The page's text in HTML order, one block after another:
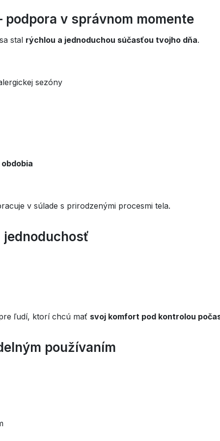
v správnom momente
stal rýchlou a jednoduchou súčasťou tvojho dňa.
sezóny
v súlade s prirodzenými procesmi tela.
jednoduchosť
ľudí, ktorí chcú mať svoj komfort pod kontrolou
používaním